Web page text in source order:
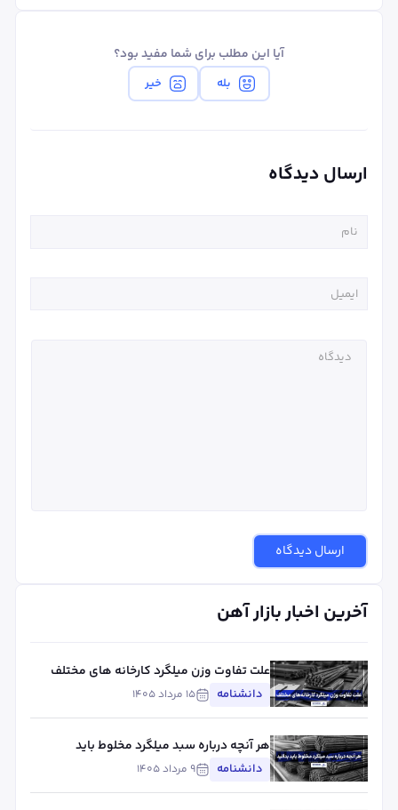
آیا این مطلب برای شما مفید بود؟
بله خیر
ارسال دیدگاه
ارسال دیدگاه
آخرین اخبار بازار آهن
علت تفاوت وزن میلگرد کارخانه های مختلف
چیست؟ بررسی استاندارد، تلورانس و عوامل
مؤثر
دانشنامه ۱۵ مرداد ۱۴۰۵
هر آنچه درباره سبد میلگرد مخلوط باید
بدانید
دانشنامه ۹ مرداد ۱۴۰۵